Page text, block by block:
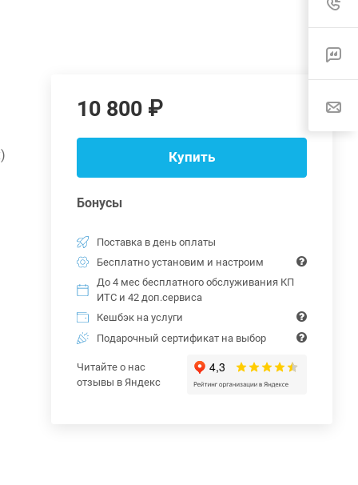
10 800 ₽
Купить
Бонусы
Поставка в день оплаты
Бесплатно установим и настроим
До 4 мес бесплатного обслуживания КП
ИТС и 42 доп.сервиса
Кешбэк на услуги
Подарочный сертификат на выбор
Читайте о нас
отзывы в Яндекс